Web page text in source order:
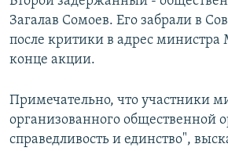
Загалав Сомоев. Его забрали в
после критики в адрес министра
конце акции.
Примечательно, что участники
организованного общественной
справедливость и единство",